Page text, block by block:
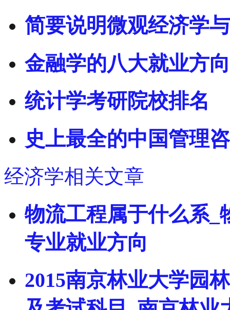
简要说明微观经济学
金融学的八大就业方
统计学考研院校排名
史上最全的中国管理
经济学相关文章
物流工程属于什么系_
专业就业方向
2015南京林业大学园